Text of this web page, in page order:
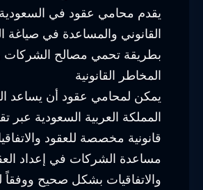
يقدم محامي عقود في
القانوني والمساعدة في صياغة
بطريقة تحمي مصالح الشركات
المخاطر القانونية
يمكن لمحامي عقود أن يساعد
المملكة العربية السعودية عبر
قانونية مخصصة للعقود
مساعدة الشركات في إعداد
والاتفاقيات بشكل صحيح ووفقاً